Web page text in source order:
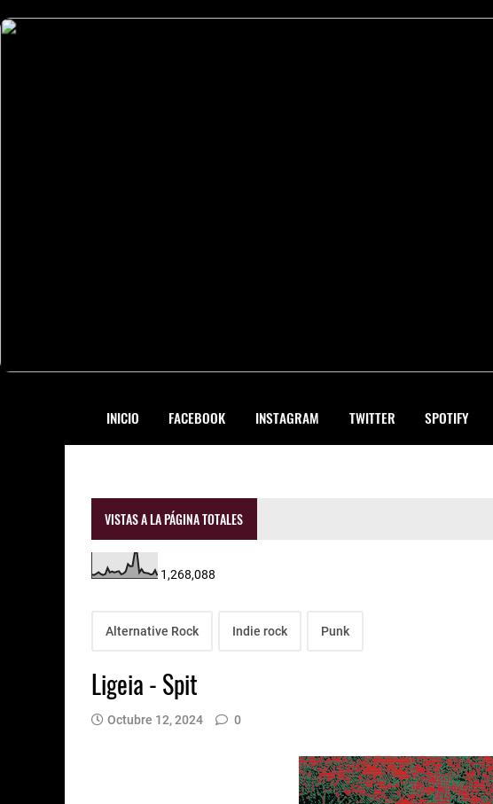
INICIO FACEBOOK INSTAGRAM TWITTER SPOTIFY
VISTAS A LA PÁGINA TOTALES
1,268,088
Alternative Rock Indie rock Punk
Ligeia - Spit
Octubre 12, 2024 0